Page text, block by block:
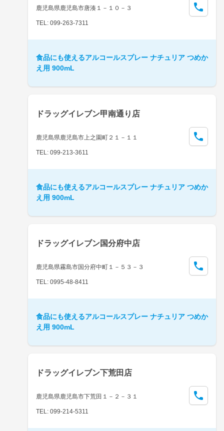
鹿児島県鹿児島市唐湊１－１０－３
TEL: 099-263-7311
食品にも使えるアルコールスプレー ナチュリア つめか
え用 900mL
ドラッグイレブン甲南通り店
鹿児島県鹿児島市上之園町２１－１１
TEL: 099-213-3611
食品にも使えるアルコールスプレー ナチュリア つめか
え用 900mL
ドラッグイレブン国分府中店
鹿児島県霧島市国分府中町１－５３－３
TEL: 0995-48-8411
食品にも使えるアルコールスプレー ナチュリア つめか
え用 900mL
ドラッグイレブン下荒田店
鹿児島県鹿児島市下荒田１－２－３１
TEL: 099-214-5311